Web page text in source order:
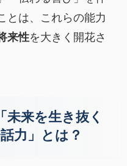
とは、これらの能力
来性を大きく開花さ
来を生き抜く
力」とは？